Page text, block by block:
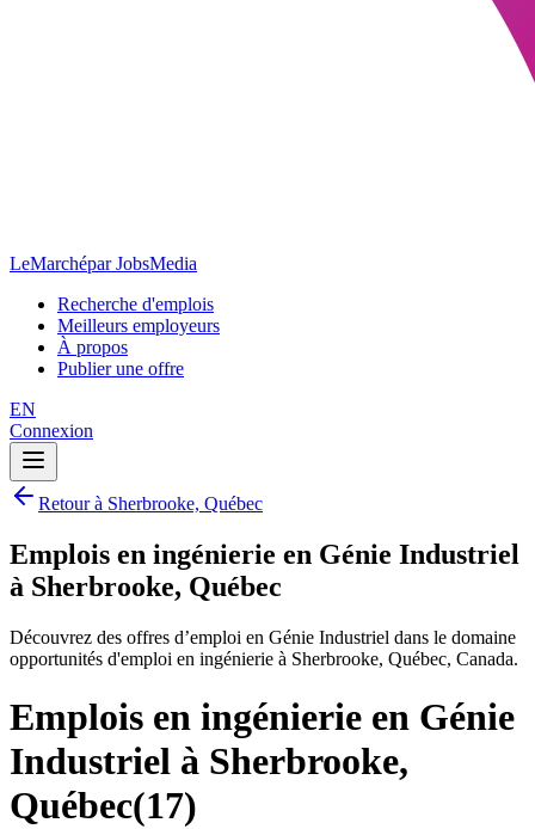
LeMarchépar JobsMedia
Recherche d'emplois
Meilleurs employeurs
À propos
Publier une offre
EN
Connexion
Retour à Sherbrooke, Québec
Emplois en ingénierie en Génie Industriel
à Sherbrooke, Québec
Découvrez des offres d’emploi en Génie Industriel dans le domaine
opportunités d'emploi en ingénierie à Sherbrooke, Québec, Canada.
Emplois en ingénierie en Génie
Industriel à Sherbrooke,
Québec(17)